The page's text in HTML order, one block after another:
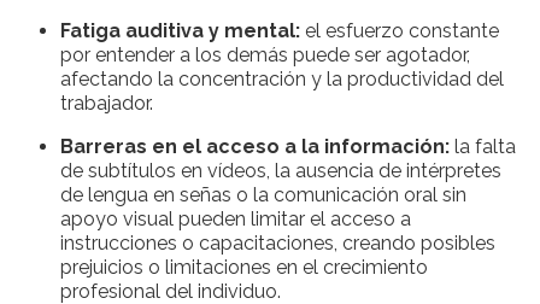
Fatiga auditiva y mental: el esfuerzo constante
por entender a los demás puede ser agotador,
afectando la concentración y la productividad del
trabajador.
Barreras en el acceso a la información: la falta
de subtítulos en vídeos, la ausencia de intérpretes
de lengua en señas o la comunicación oral sin
apoyo visual pueden limitar el acceso a
instrucciones o capacitaciones, creando posibles
prejuicios o limitaciones en el crecimiento
profesional del individuo.